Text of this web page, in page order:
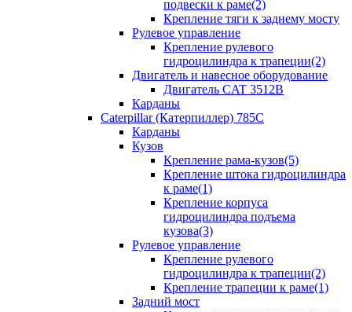
подвески к раме(2)
Крепление тяги к заднему мосту
Рулевое управление
Крепление рулевого
гидроцилиндра к трапеции(2)
Двигатель и навесное оборудование
Двигатель CAT 3512B
Карданы
Caterpillar (Катерпиллер) 785C
Карданы
Кузов
Крепление рама-кузов(5)
Крепление штока гидроцилиндра
к раме(1)
Крепление корпуса
гидроцилиндра подъема
кузова(3)
Рулевое управление
Крепление рулевого
гидроцилиндра к трапеции(2)
Крепление трапеции к раме(1)
Задний мост